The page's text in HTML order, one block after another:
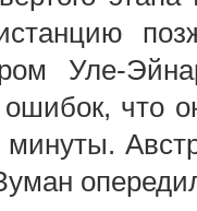
Уле-
ошибок,
минуты.